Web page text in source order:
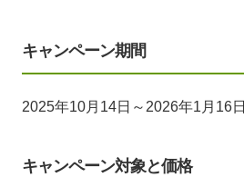
キャンペーン期間
2025年10月14日～2026年1月16日
キャンペーン対象と価格